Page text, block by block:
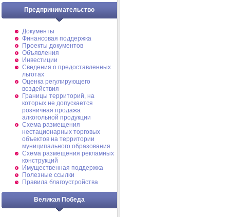
Предпринимательство
Документы
Финансовая поддержка
Проекты документов
Объявления
Инвестиции
Сведения о предоставленных
льготах
Оценка регулирующего
воздействия
Границы территорий, на
которых не допускается
розничная продажа
алкогольной продукции
Схема размещения
нестационарных торговых
объектов на территории
муниципального образования
Схема размещения рекламных
конструкций
Имущественная поддержка
Полезные ссылки
Правила благоустройства
Великая Победа